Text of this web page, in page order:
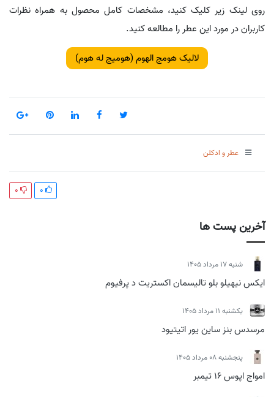
آخرین پست ها
شنبه 17 مرداد 1405
ایکس نیهیلو بلو تالیسمان اکستریت د پرفیوم
يكشنبه 11 مرداد 1405
مرسدس بنز ساین یور اتیتیود
پنجشنبه 08 مرداد 1405
امواج اپوس 16 تیمبر
روی لینک زیر کلیک کنید، مشخصات کامل محصول به همراه نظرات
کاربران در مورد این عطر را مطالعه کنید.
لالیک هومج الهوم (هومیج له هوم)
عطر و ادکلن